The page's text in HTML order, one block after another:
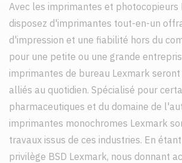
Avec les imprimantes et photocopieurs
disposez d'imprimantes tout-en-un
d'impression et une fiabilité hors du
pour une petite ou une grande
imprimantes de bureau Lexmark
alliés au quotidien. Spécialisé pour
pharmaceutiques et du domaine de
imprimantes monochromes Lexmark
travaux issus de ces industries. En
privilège BSD Lexmark, nous donnant